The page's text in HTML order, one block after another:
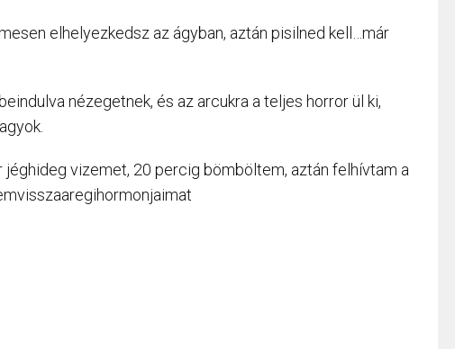
elhelyezkedsz az ágyban, aztán pisilned kell…már
nézegetnek, és az arcukra a teljes horror ül ki,
vizemet, 20 percig bömböltem, aztán felhívtam a